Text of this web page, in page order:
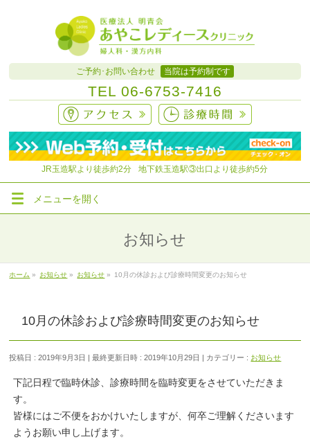
ご予約･お問い合わせ 当院は予約制です
TEL 06-6753-7416
JR玉造駅より徒歩約2分 地下鉄玉造駅③出口より徒歩約5分
メニューを開く
お知らせ
ホーム » お知らせ » お知らせ » 10月の休診および診療時間変更のお知らせ
10月の休診および診療時間変更のお知らせ
投稿日 : 2019年9月3日 最終更新日時 : 2019年10月29日 カテゴリー : お知らせ
下記日程で臨時休診、診療時間を臨時変更をさせていただきま
す。
皆様にはご不便をおかけいたしますが、何卒ご理解くださいます
ようお願い申し上げます。